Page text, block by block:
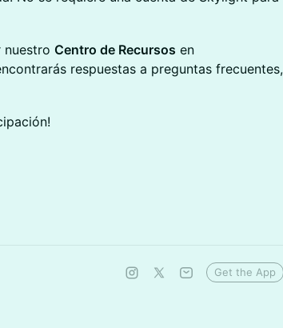
nuestro Centro de Recursos en
respuestas a preguntas frecuentes,
Get the App